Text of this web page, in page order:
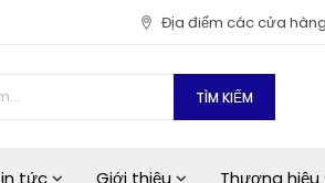
Địa điểm các cửa hàng
TÌM KIẾM
tức Giới thiệu Thương hiệu